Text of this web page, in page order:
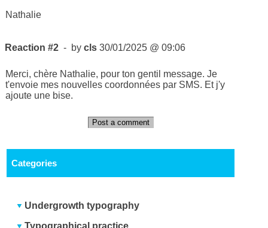
Nathalie
Reaction #2 - bycls 30/01/2025 @ 09:06
Merci, chère Nathalie, pour ton gentil message. Je
t'envoie mes nouvelles coordonnées par SMS. Et j'y
ajoute une bise.
Post a comment
Categories
Undergrowth typography
Typographical practice